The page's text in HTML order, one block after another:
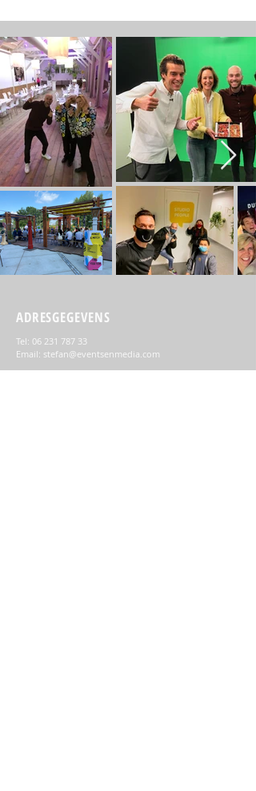
ADRESGEGEVENS
Tel: 06 231 787 33
Email: stefan@eventsenmedia.com